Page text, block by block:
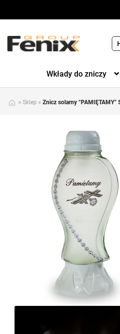
Wkłady do zniczy
» Sklep » Znicz solarny “PAMIĘTAMY”